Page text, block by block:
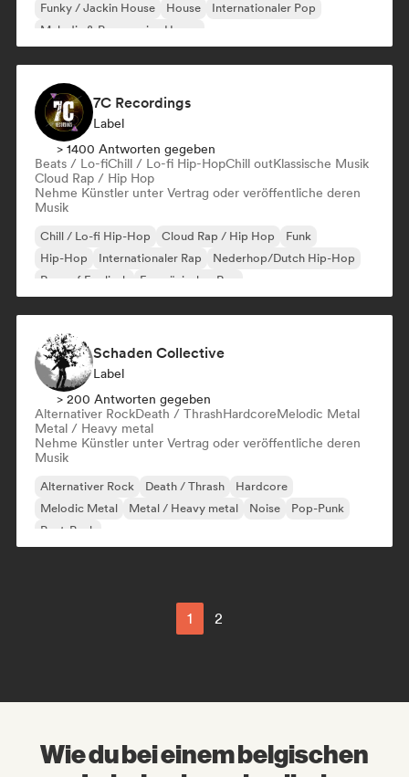
Funky / Jackin House
House
Internationaler Pop
Melodic & Progressive House
7C Recordings
Label
> 1400 Antworten gegeben
Beats / Lo-fiChill / Lo-fi Hip-HopChill outKlassische Musik
Cloud Rap / Hip Hop
Nehme Künstler unter Vertrag oder veröffentliche deren
Musik
Chill / Lo-fi Hip-Hop Cloud Rap / Hip Hop
Funk
Hip-Hop
Internationaler Rap
Nederhop/Dutch Hip-Hop
Rap auf Englisch
Französischer Rap
Schaden Collective
Label
> 200 Antworten gegeben
Alternativer RockDeath / ThrashHardcoreMelodic Metal
Metal / Heavy metal
Nehme Künstler unter Vertrag oder veröffentliche deren
Musik
Alternativer Rock Death / Thrash
Hardcore
Melodic Metal
Metal / Heavy metal Noise
Pop-Punk
Post-Punk
1 2
Wie du bei einem belgischen